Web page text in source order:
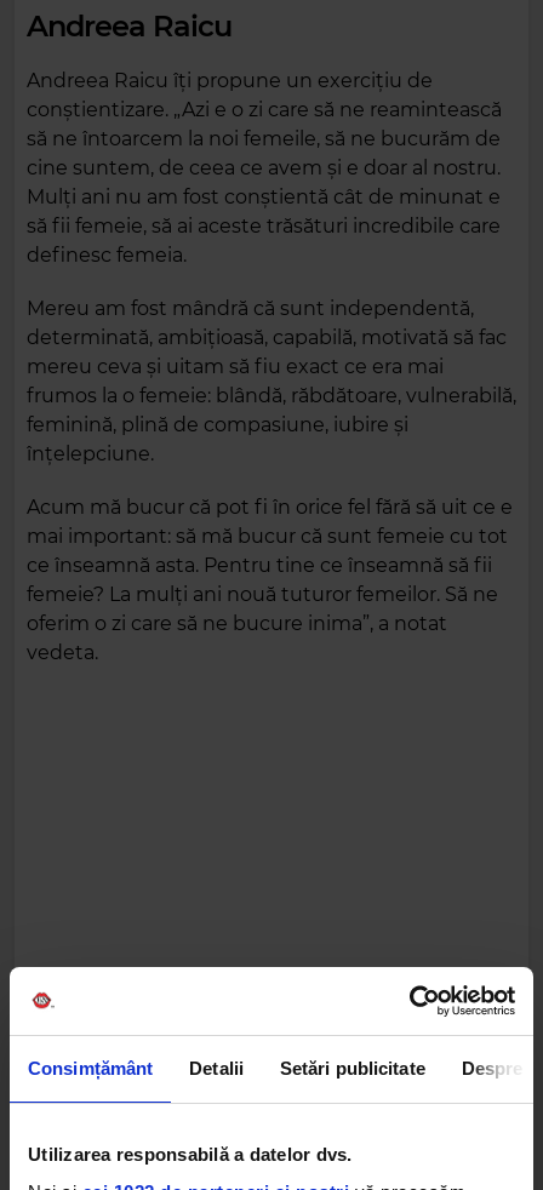
Consimțământ Detalii Setări publicitate Despre
Utilizarea responsabilă a datelor dvs.
Andreea Raicu
Andreea Raicu îți propune un exercițiu de
conștientizare. „Azi e o zi care să ne reamintească
să ne întoarcem la noi femeile, să ne bucurăm de
cine suntem, de ceea ce avem și e doar al nostru.
Mulți ani nu am fost conștientă cât de minunat e
să fii femeie, să ai aceste trăsături incredibile care
definesc femeia.
Mereu am fost mândră că sunt independentă,
determinată, ambițioasă, capabilă, motivată să fac
mereu ceva și uitam să fiu exact ce era mai
frumos la o femeie: blândă, răbdătoare, vulnerabilă,
feminină, plină de compasiune, iubire și
înțelepciune.
Acum mă bucur că pot fi în orice fel fără să uit ce e
mai important: să mă bucur că sunt femeie cu tot
ce înseamnă asta. Pentru tine ce înseamnă să fii
femeie? La mulți ani nouă tuturor femeilor. Să ne
oferim o zi care să ne bucure inima”, a notat
vedeta.